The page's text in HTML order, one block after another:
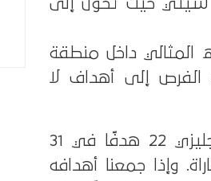
سيتي حيث تحول إلى
المثالي داخل منطقة
الفرص إلى أهداف لا
إحصائيًا، سجل هالاند في موسم 2024-2025 بالدوري الإنجليزي 22 هدفًا في 31
بمعدل 0.71 هدف في المباراة. وإذا جمعنا أهدافه